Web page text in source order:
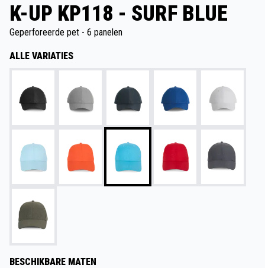
K-UP KP118 - SURF BLUE
Geperforeerde pet - 6 panelen
ALLE VARIATIES
BESCHIKBARE MATEN